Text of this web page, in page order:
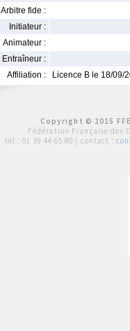
Arbitre fide :
Initiateur :
Animateur :
Entraîneur :
Affiliation :
Licence B le 18/09/
Copyright © 2015
Fédération Française des
tél : 01 39 44 65 80 | contact :